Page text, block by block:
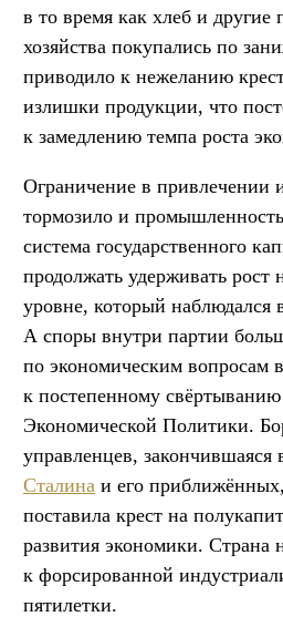
в то время как хлеб и другие
хозяйства покупались по
приводило к нежеланию
излишки продукции, что
к замедлению темпа роста
Ограничение в привлечении
тормозило и
система государственного
продолжать удерживать рост
уровне, который
А споры внутри партии
по экономическим вопросам
к постепенному
Экономической Политики.
управленцев,
Сталина и его
поставила крест на
развития экономики. Страна
к форсированной
пятилетки.